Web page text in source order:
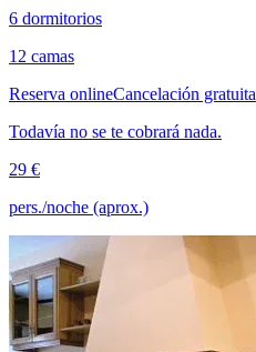
6 dormitorios
12 camas
Reserva onlineCancelación gratuita
Todavía no se te cobrará nada.
29 €
pers./noche (aprox.)